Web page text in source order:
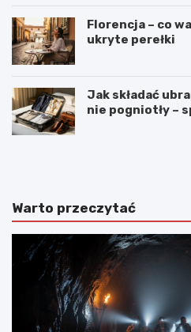
Florencja – co
ukryte perełki
Jak składać
nie pogniotły –
N
ę
k
n
C
t
o
z
Warto przeczytać